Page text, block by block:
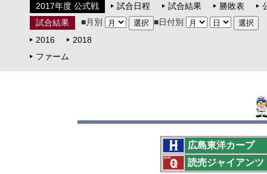
2017年度 公式戦 試合日程 試合結果 勝敗表
試合結果
■月別
■日付別
2016
2018
ファーム
広島東洋カープ
読売ジャイアンツ